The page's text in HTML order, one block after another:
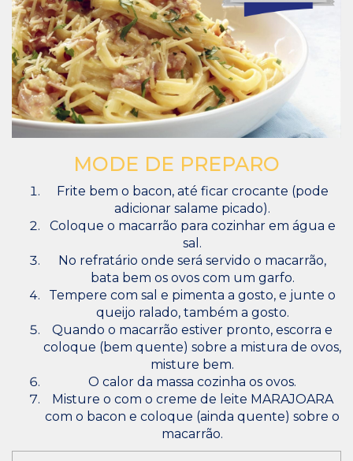
MODE DE PREPARO
Frite bem o bacon, até ficar crocante (pode
adicionar salame picado).
Coloque o macarrão para cozinhar em água e
sal.
No refratário onde será servido o macarrão,
bata bem os ovos com um garfo.
Tempere com sal e pimenta a gosto, e junte o
queijo ralado, também a gosto.
Quando o macarrão estiver pronto, escorra e
coloque (bem quente) sobre a mistura de ovos,
misture bem.
O calor da massa cozinha os ovos.
Misture o com o creme de leite MARAJOARA
com o bacon e coloque (ainda quente) sobre o
macarrão.